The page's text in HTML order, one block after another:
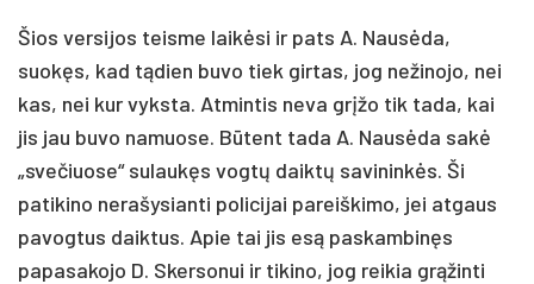
Šios versijos teisme laikėsi ir pats A. Nausėda,
suokęs, kad tądien buvo tiek girtas, jog nežinojo, nei
kas, nei kur vyksta. Atmintis neva grįžo tik tada, kai
jis jau buvo namuose. Būtent tada A. Nausėda sakė
„svečiuose“ sulaukęs vogtų daiktų savininkės. Ši
patikino nerašysianti policijai pareiškimo, jei atgaus
pavogtus daiktus. Apie tai jis esą paskambinęs
papasakojo D. Skersonui ir tikino, jog reikia grąžinti